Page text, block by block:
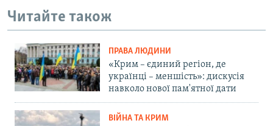
Читайте також
ПРАВА ЛЮДИНИ
«Крим – єдиний регіон, де
українці – меншість»: дискусія
навколо нової пам'ятної дати
ВІЙНА ТА КРИМ